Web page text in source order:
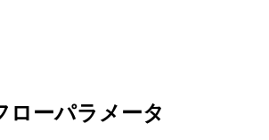
ローパラメータ